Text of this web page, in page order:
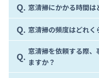
Q. 窓清掃にかかる時間は
Q. 窓清掃の頻度はどれく
Q. 窓清掃を依頼する際、
ますか？